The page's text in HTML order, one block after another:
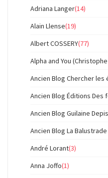
Adriana Langer(14)
Alain Llense(19)
Albert COSSERY(77)
Alpha and You
Ancien Blog Chercher les
Ancien Blog Éditions Des
Ancien Blog Guilaine Depis
Ancien Blog La
André Lorant(3)
Anna Joffo(1)